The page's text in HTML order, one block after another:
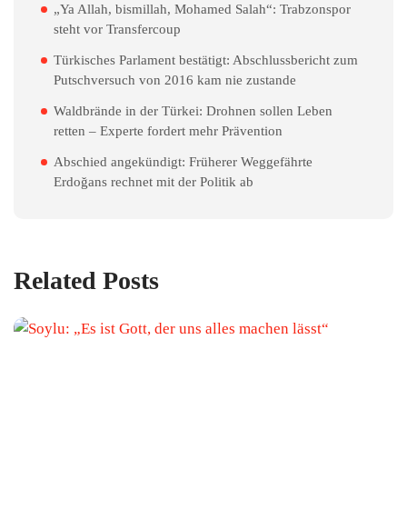
„Ya Allah, bismillah, Mohamed Salah“: Trabzonspor
steht vor Transfercoup
Türkisches Parlament bestätigt: Abschlussbericht zum
Putschversuch von 2016 kam nie zustande
Waldbrände in der Türkei: Drohnen sollen Leben
retten – Experte fordert mehr Prävention
Abschied angekündigt: Früherer Weggefährte
Erdoğans rechnet mit der Politik ab
Related Posts